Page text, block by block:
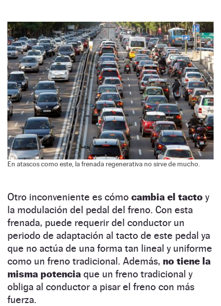
En atascos como este, la frenada regenerativa no sirve de mucho.
Otro inconveniente es cómo cambia el tacto y
la modulación del pedal del freno. Con esta
frenada, puede requerir del conductor un
periodo de adaptación al tacto de este pedal ya
que no actúa de una forma tan lineal y uniforme
como un freno tradicional. Además, no tiene la
misma potencia que un freno tradicional y
obliga al conductor a pisar el freno con más
fuerza.